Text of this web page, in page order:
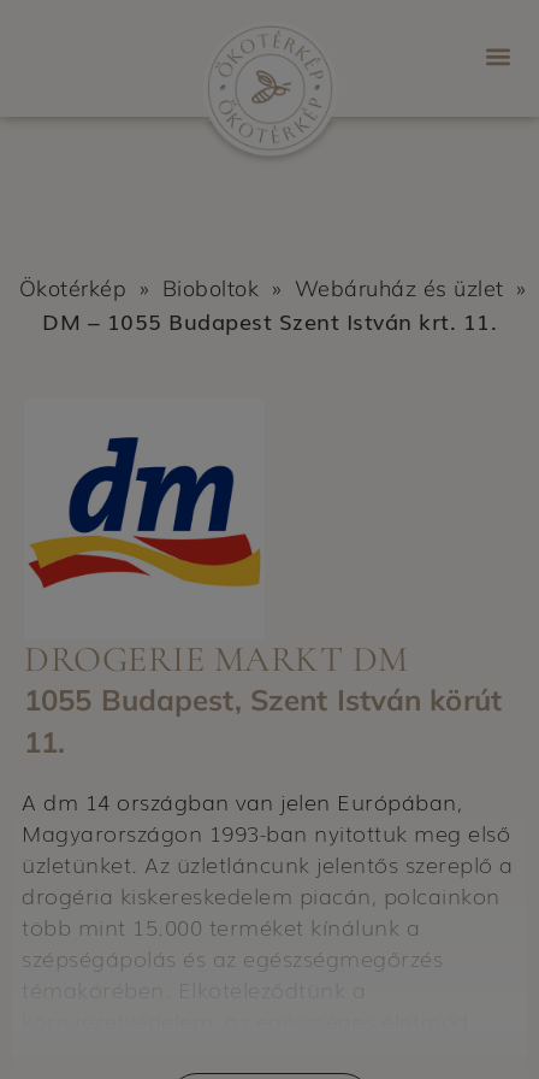
Ökotérkép » Bioboltok » Webáruház és üzlet »
DM – 1055 Budapest Szent István krt. 11.
DROGERIE MARKT DM
1055 Budapest, Szent István körút
11.
A dm 14 országban van jelen Európában,
Magyarországon 1993-ban nyitottuk meg első
üzletünket. Az üzletláncunk jelentős szereplő a
drogéria kiskereskedelem piacán, polcainkon
több mint 15.000 terméket kínálunk a
szépségápolás és az egészségmegőrzés
témakörében. Elköteleződtünk a